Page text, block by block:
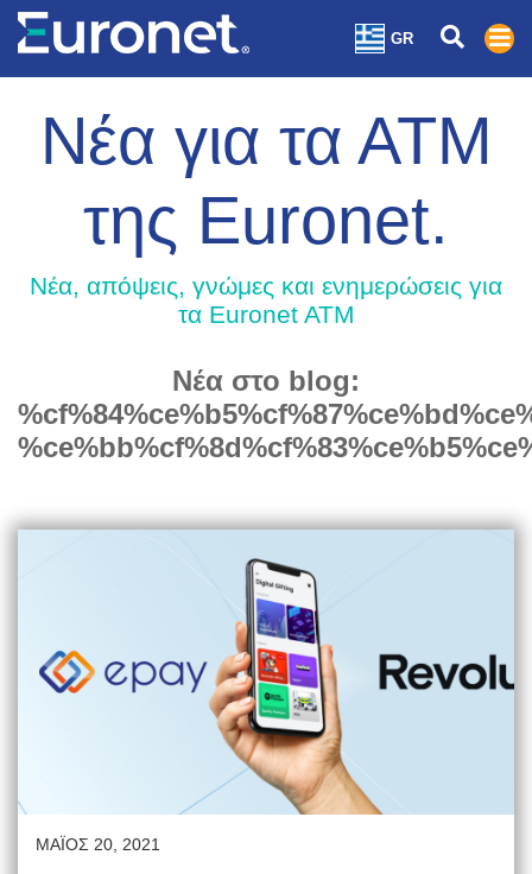
GR
Νέα για τα ΑΤΜ
της Euronet.
Nέα, απόψεις, γνώμες και ενημερώσεις για
τα Euronet ATM
Νέα στο blog:
ΜΆΙΟΣ 20, 2021